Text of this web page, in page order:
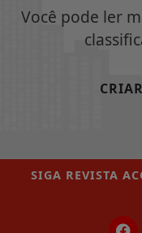
Você pode ler
SIGA REVISTA